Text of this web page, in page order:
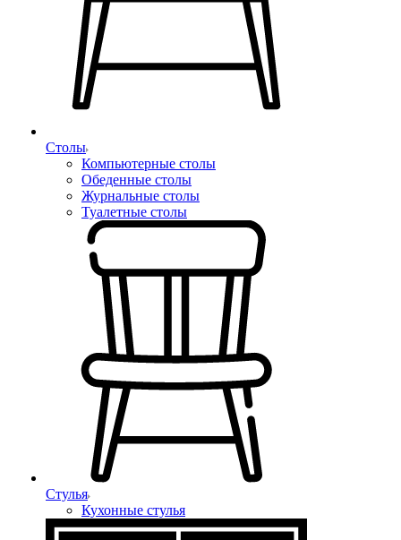
Столы
Компьютерные столы
Обеденные столы
Журнальные столы
Туалетные столы
Стулья
Кухонные стулья